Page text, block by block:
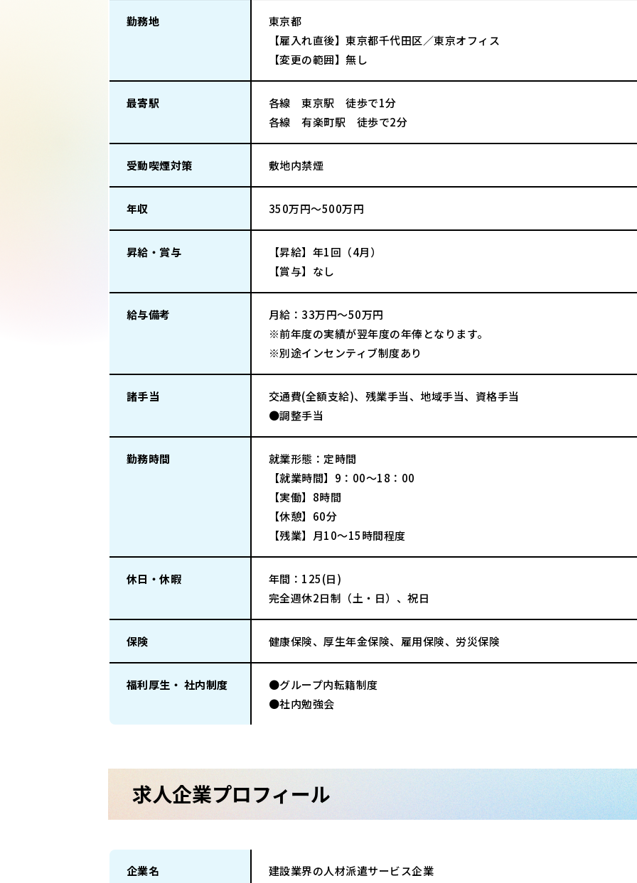
勤務地
東京都
【雇入れ直後】東京都千代田区／東京オフィス
【変更の範囲】無し
最寄駅
各線 東京駅 徒歩で1分
各線 有楽町駅 徒歩で2分
受動喫煙対策 敷地内禁煙
年収 350万円～500万円
昇給・賞与
【昇給】年1回（4月）
【賞与】なし
給与備考
月給：33万円～50万円
※前年度の実績が翌年度の年俸となります。
※別途インセンティブ制度あり
諸手当
交通費(全額支給)、残業手当、地域手当、資格手当
●調整手当
勤務時間
就業形態：定時間
【就業時間】9：00～18：00
【実働】8時間
【休憩】60分
【残業】月10～15時間程度
休日・休暇
年間：125(日)
完全週休2日制（土・日）、祝日
保険 健康保険、厚生年金保険、雇用保険、労災保険
福利厚生・ 社内制度
●グループ内転籍制度
●社内勉強会
求人企業プロフィール
企業名 建設業界の人材派遣サービス企業